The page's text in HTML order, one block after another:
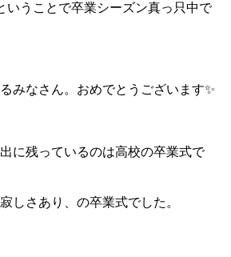
いうことで卒業シーズン真っ只中で
みなさん。おめでとうございます✨
に残っているのは高校の卒業式で
しさあり、の卒業式でした。